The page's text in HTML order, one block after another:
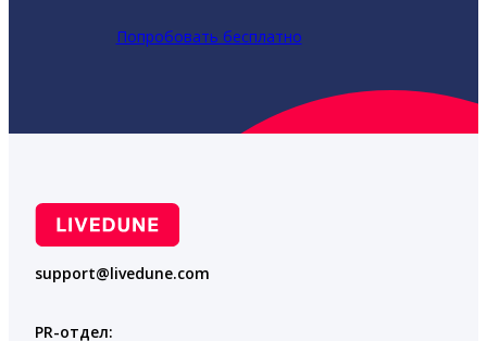
Попробовать бесплатно
support@livedune.com
PR-отдел: